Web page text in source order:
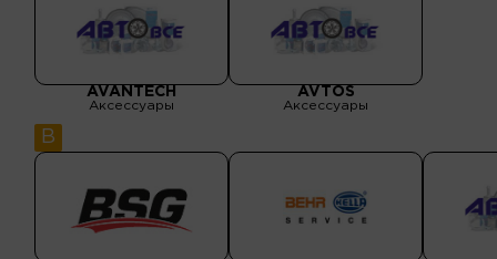
AVANTECH
Аксессуары
AVTOS
Аксессуары
B